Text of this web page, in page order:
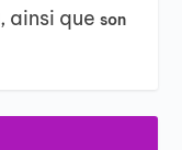
, ainsi queson